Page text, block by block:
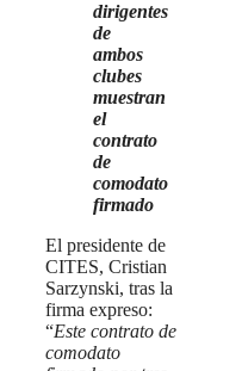
dirigentes
de
ambos
clubes
muestran
el
contrato
de
comodato
firmado
El presidente de
CITES, Cristian
Sarzynski, tras la
firma expreso:
“Este contrato de
comodato